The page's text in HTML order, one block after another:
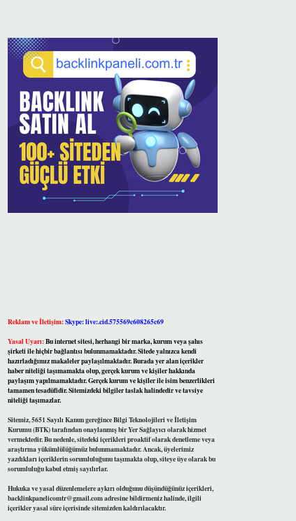
Reklam ve İletişim:Skype: live:.cid.575569c608265c69
Yasal Uyarı:Bu internet sitesi, herhangi bir marka, kurum veya şahıs
şirketi ile hiçbir bağlantısı bulunmamaktadır. Sitede yalnızca kendi
hazırladığımız makaleler paylaşılmaktadır. Burada yer alan içerikler
haber niteliği taşımamakta olup, gerçek kurum ve kişiler hakkında
paylaşım yapılmamaktadır. Gerçek kurum ve kişiler ile isim benzerlikleri
tamamen tesadüfidir. Sitemizdeki bilgiler taslak halindedir ve tavsiye
niteliği taşımazlar.
Sitemiz, 5651 Sayılı Kanun gereğince Bilgi Teknolojileri ve İletişim
Kurumu (BTK) tarafından onaylanmış bir Yer Sağlayıcı olarak hizmet
vermektedir. Bu nedenle, sitedeki içerikleri proaktif olarak denetleme veya
araştırma yükümlülüğümüz bulunmamaktadır. Ancak, üyelerimiz
yazdıkları içeriklerin sorumluluğunu taşımakta olup, siteye üye olarak bu
sorumluluğu kabul etmiş sayılırlar.
Hukuka ve yasal düzenlemelere aykırı olduğunu düşündüğünüz içerikleri,
backlinkpanelicomtr@gmail.comadresine bildirmeniz halinde, ilgili
içerikler yasal süre içerisinde sitemizden kaldırılacaktır.